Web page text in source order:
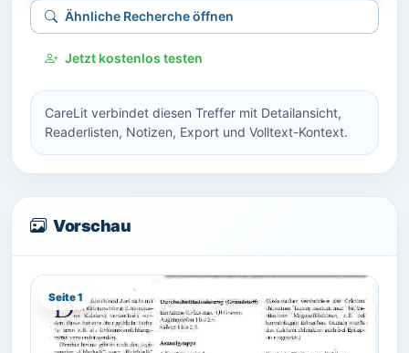
Ähnliche Recherche öffnen
Jetzt kostenlos testen
CareLit verbindet diesen Treffer mit Detailansicht,
Readerlisten, Notizen, Export und Volltext-Kontext.
Vorschau
Seite 1